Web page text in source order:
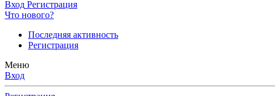
Вход Регистрация
Что нового?
Последняя активность
Регистрация
Меню
Вход